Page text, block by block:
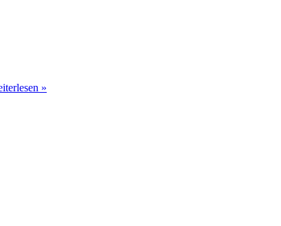
»